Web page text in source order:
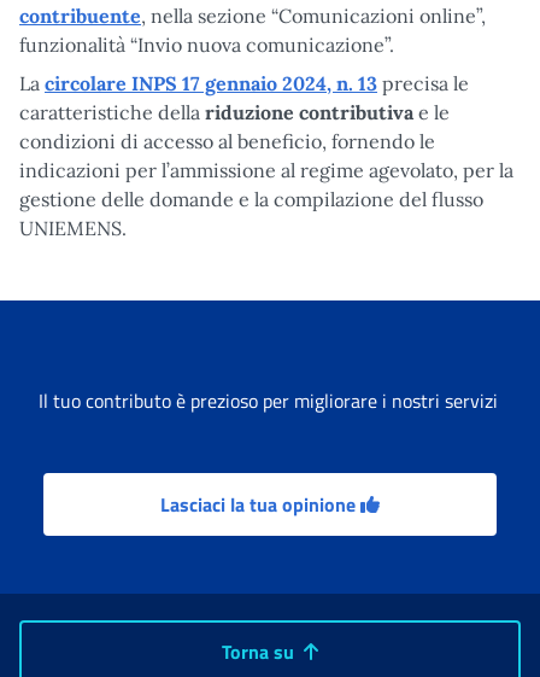
contribuente, nella sezione “Comunicazioni online”,
funzionalità “Invio nuova comunicazione”.
La circolare INPS 17 gennaio 2024, n. 13 precisa le
caratteristiche della riduzione contributiva e le
condizioni di accesso al beneficio, fornendo le
indicazioni per l’ammissione al regime agevolato, per la
gestione delle domande e la compilazione del flusso
UNIEMENS.
Il tuo contributo è prezioso per migliorare i nostri servizi
Lasciaci la tua opinione
Torna su